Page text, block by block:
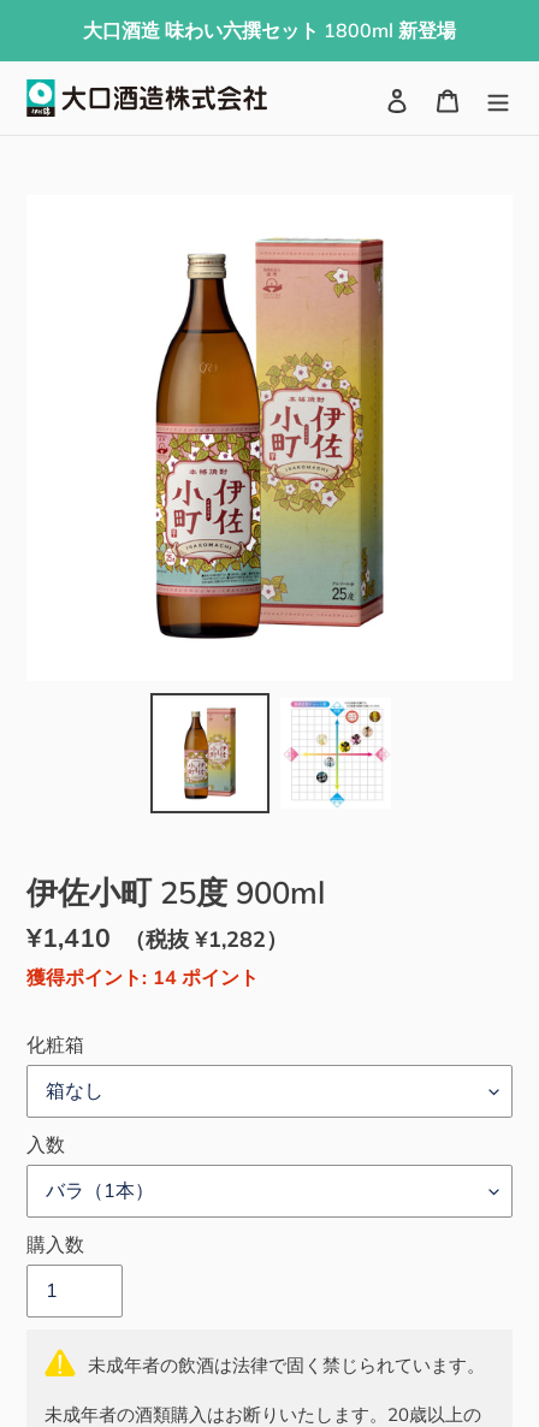
大口酒造 味わい六撰セット 1800ml 新登場
検索 ログイン
カート
伊佐小町 25度 900ml
通
常
格
¥1,410
販
売
（税抜 ¥1,282）
獲得ポイント: 14 ポイント
化粧箱
入数
購入数
未成年者の飲酒は法律で固く禁じられています。
未成年者の酒類購入はお断りいたします。20歳以上の